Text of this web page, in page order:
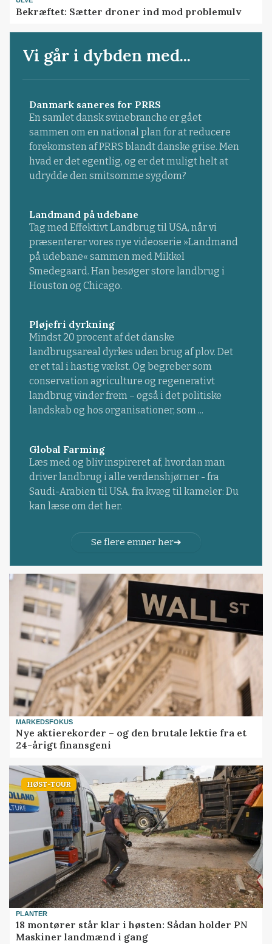
Bekræftet: Sætter droner ind mod problemulv
Vi går i dybden med...
Danmark saneres for PRRS
En samlet dansk svinebranche er gået
sammen om en national plan for at reducere
forekomsten af PRRS blandt danske grise. Men
hvad er det egentlig, og er det muligt helt at
udrydde den smitsomme sygdom?
Landmand på udebane
Tag med Effektivt Landbrug til USA, når vi
præsenterer vores nye videoserie »Landmand
på udebane« sammen med Mikkel
Smedegaard. Han besøger store landbrug i
Houston og Chicago.
Pløjefri dyrkning
Mindst 20 procent af det danske
landbrugsareal dyrkes uden brug af plov. Det
er et tal i hastig vækst. Og begreber som
conservation agriculture og regenerativt
landbrug vinder frem – også i det politiske
landskab og hos organisationer, som ...
Global Farming
Læs med og bliv inspireret af, hvordan man
driver landbrug i alle verdenshjørner - fra
Saudi-Arabien til USA, fra kvæg til kameler: Du
kan læse om det her.
Se flere emner her
MARKEDSFOKUS
Nye aktierekorder – og den brutale lektie fra et
24-årigt finansgeni
HØST-TOUR
PLANTER
18 montører står klar i høsten: Sådan holder PN
Maskiner landmænd i gang